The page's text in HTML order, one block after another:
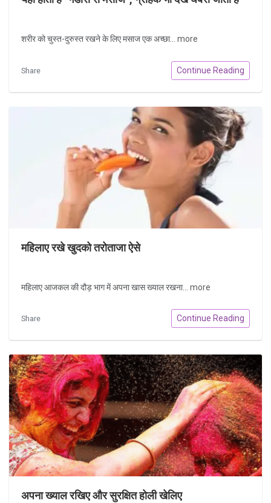
शरीर को चुस्त-दुरुस्त रखने के लिए मसाज एक अच्छा... more
Share Continue Reading
महिलाए रखे खुदको तरोताजा ऐसे
महिलाए आजकल की दौड़ भाग में अपना खास ख्याल रखना... more
Share Continue Reading
अपना ख्याल रखिए और सुरक्षित होली खेलिए